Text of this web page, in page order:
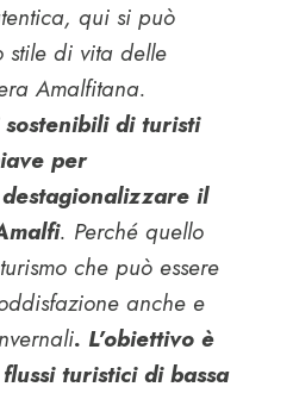
qui si può
stile di vita delle
Amalfitana.
di turisti
per
il
. Perché quello
che può essere
anche e
. L’obiettivo è
turistici di bassa